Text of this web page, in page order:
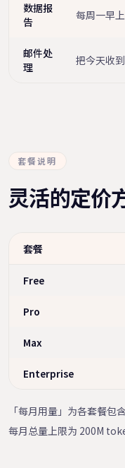
数据报
告
每周一早
邮件处
理
把今天收
套餐说明
灵活的定价
套餐
Free
Pro
Max
Enterprise
「每月用量」为各套餐包
每月总量上限为 200M